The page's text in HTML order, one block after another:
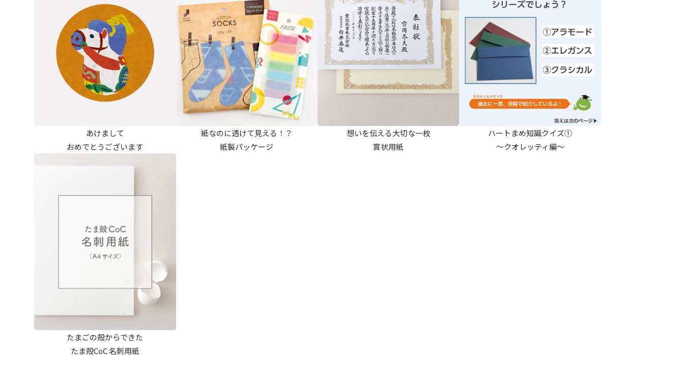
あけまして
おめでとうございます
紙なのに透けて見える！？
紙製パッケージ
想いを伝える大切な一枚
賞状用紙
ハートまめ知識クイズ①
～クオレッティ編～
たまごの殻からできた
たま殻CoC 名刺用紙